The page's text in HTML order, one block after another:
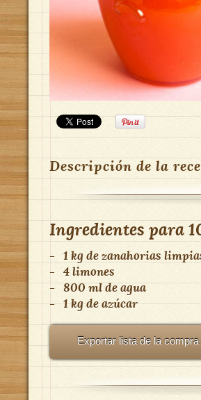
Descripción de la
Ingredientes para
- 1 kg de zanahorias
- 4 limones
- 800 ml de agua
- 1 kg de azúcar
Exportar lista de la compra